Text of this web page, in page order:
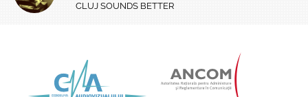
CLUJ SOUNDS BETTER